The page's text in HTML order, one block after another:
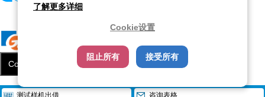
/件 全部删除
测试样机出借 咨询表格
Cookie设置
了解更多详细
Cookie设置
阻止所有 接受所有